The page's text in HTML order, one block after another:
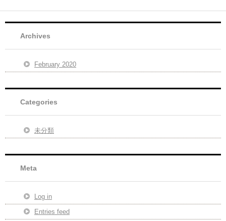
Archives
February 2020
Categories
未分類
Meta
Log in
Entries feed